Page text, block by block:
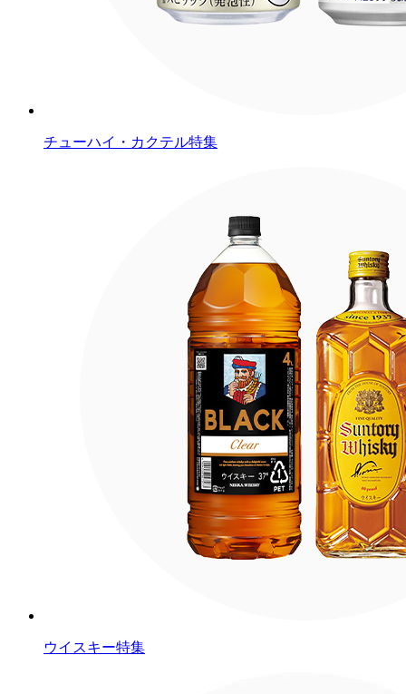
チューハイ・カクテル特集
ウイスキー特集